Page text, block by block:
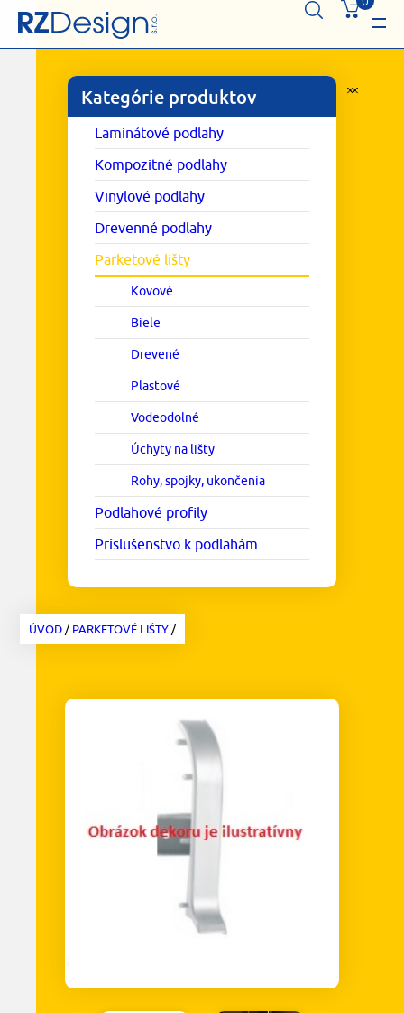
Kategórie produktov
Laminátové podlahy
Kompozitné podlahy
Vinylové podlahy
Drevenné podlahy
Parketové lišty
Kovové
Biele
Drevené
Plastové
Vodeodolné
Úchyty na lišty
Rohy, spojky, ukončenia
Podlahové profily
Príslušenstvo k podlahám
ÚVOD/PARKETOVÉ LIŠTY/